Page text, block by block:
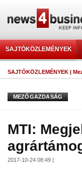
SAJTÓKÖZLEMÉNYEK
SAJTÓKÖZLEMÉNYEK |
MEZŐGAZDASÁG
MTI:
2017-10-24 08:49 |